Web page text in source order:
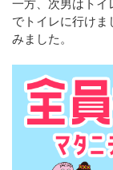
でトイレに行け
みました。